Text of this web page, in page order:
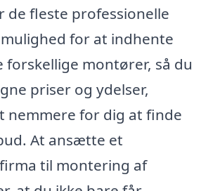
de fleste professionelle
for at indhente
montører, så du
priser og ydelser,
nemmere for dig at finde
At ansætte et
til montering af